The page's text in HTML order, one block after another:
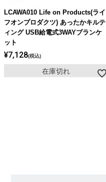
LCAWA010 Life on Products(ライ
フオンプロダクツ) あったかキルテ
ィング USB給電式3WAYブランケ
ット
¥7,128 税込
在庫切れ